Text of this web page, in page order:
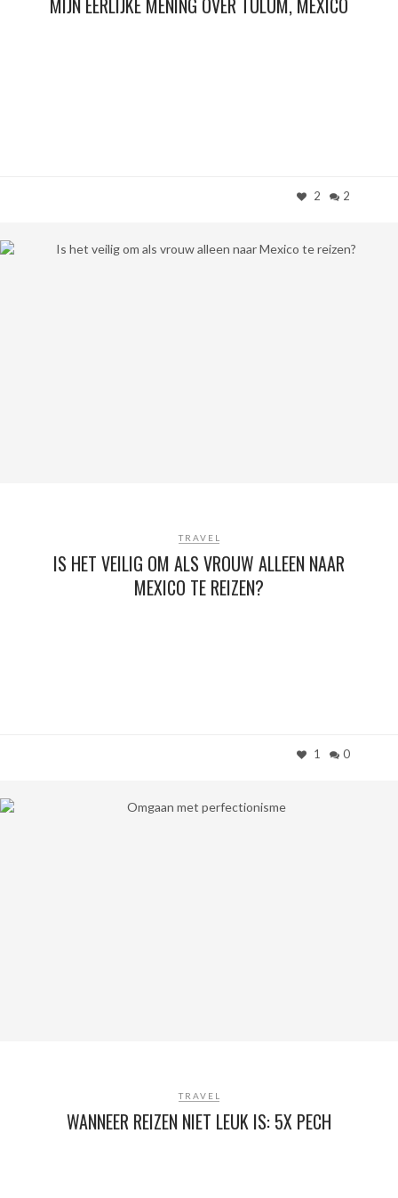
2 2
TRAVEL
IS HET VEILIG OM ALS VROUW ALLEEN NAAR
MEXICO TE REIZEN?
1 0
TRAVEL
WANNEER REIZEN NIET LEUK IS: 5X PECH